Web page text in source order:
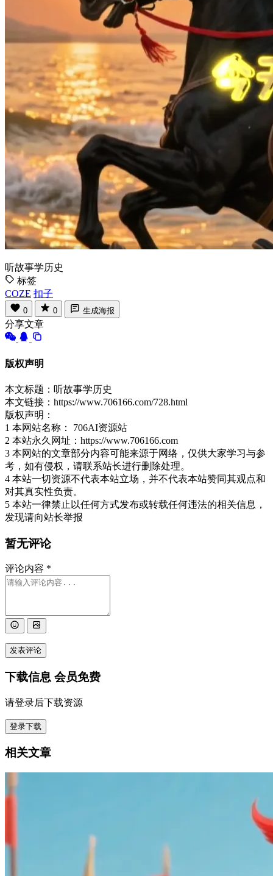
听故事学历史
标签
COZE 扣子
0 0 生成海报
分享文章
版权声明
本文标题：听故事学历史
本文链接：https://www.706166.com/728.html
版权声明：
1 本网站名称： 706AI资源站
2 本站永久网址：https://www.706166.com
3 本网站的文章部分内容可能来源于网络，仅供大家学习与参
考，如有侵权，请联系站长进行删除处理。
4 本站一切资源不代表本站立场，并不代表本站赞同其观点和
对其真实性负责。
5 本站一律禁止以任何方式发布或转载任何违法的相关信息，
发现请向站长举报
暂无评论
评论内容 *
发表评论
下载信息 会员免费
请登录后下载资源
登录下载
相关文章